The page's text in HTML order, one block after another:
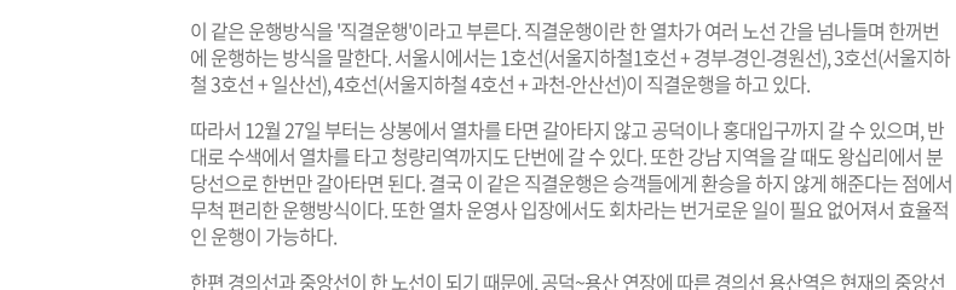
이 같은 운행방식을 '직결운행'이라고 부른다. 직결운행이란 한 열차가 여러 노선 간을 넘나들며 한꺼번
에 운행하는 방식을 말한다. 서울시에서는 1호선(서울지하철1호선 + 경부-경인-경원선), 3호선(서울지하
철 3호선 + 일산선), 4호선(서울지하철 4호선 + 과천-안산선)이 직결운행을 하고 있다.
따라서 12월 27일 부터는 상봉에서 열차를 타면 갈아타지 않고 공덕이나 홍대입구까지 갈 수 있으며, 반
대로 수색에서 열차를 타고 청량리역까지도 단번에 갈 수 있다. 또한 강남 지역을 갈 때도 왕십리에서 분
당선으로 한번만 갈아타면 된다. 결국 이 같은 직결운행은 승객들에게 환승을 하지 않게 해준다는 점에서
무척 편리한 운행방식이다. 또한 열차 운영사 입장에서도 회차라는 번거로운 일이 필요 없어져서 효율적
인 운행이 가능하다.
한편 경의선과 중앙선이 한 노선이 되기 때문에, 공덕~용산 연장에 따른 경의선 용산역은 현재의 중앙선